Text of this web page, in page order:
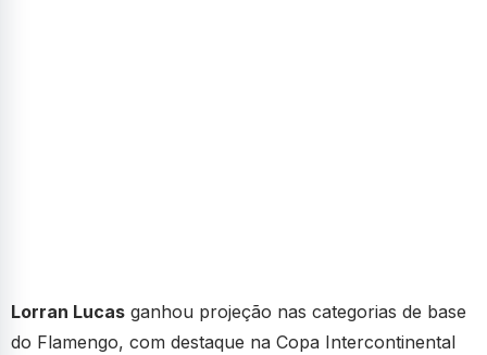
Lorran Lucas ganhou projeção nas categorias de base
do Flamengo, com destaque na Copa Intercontinental